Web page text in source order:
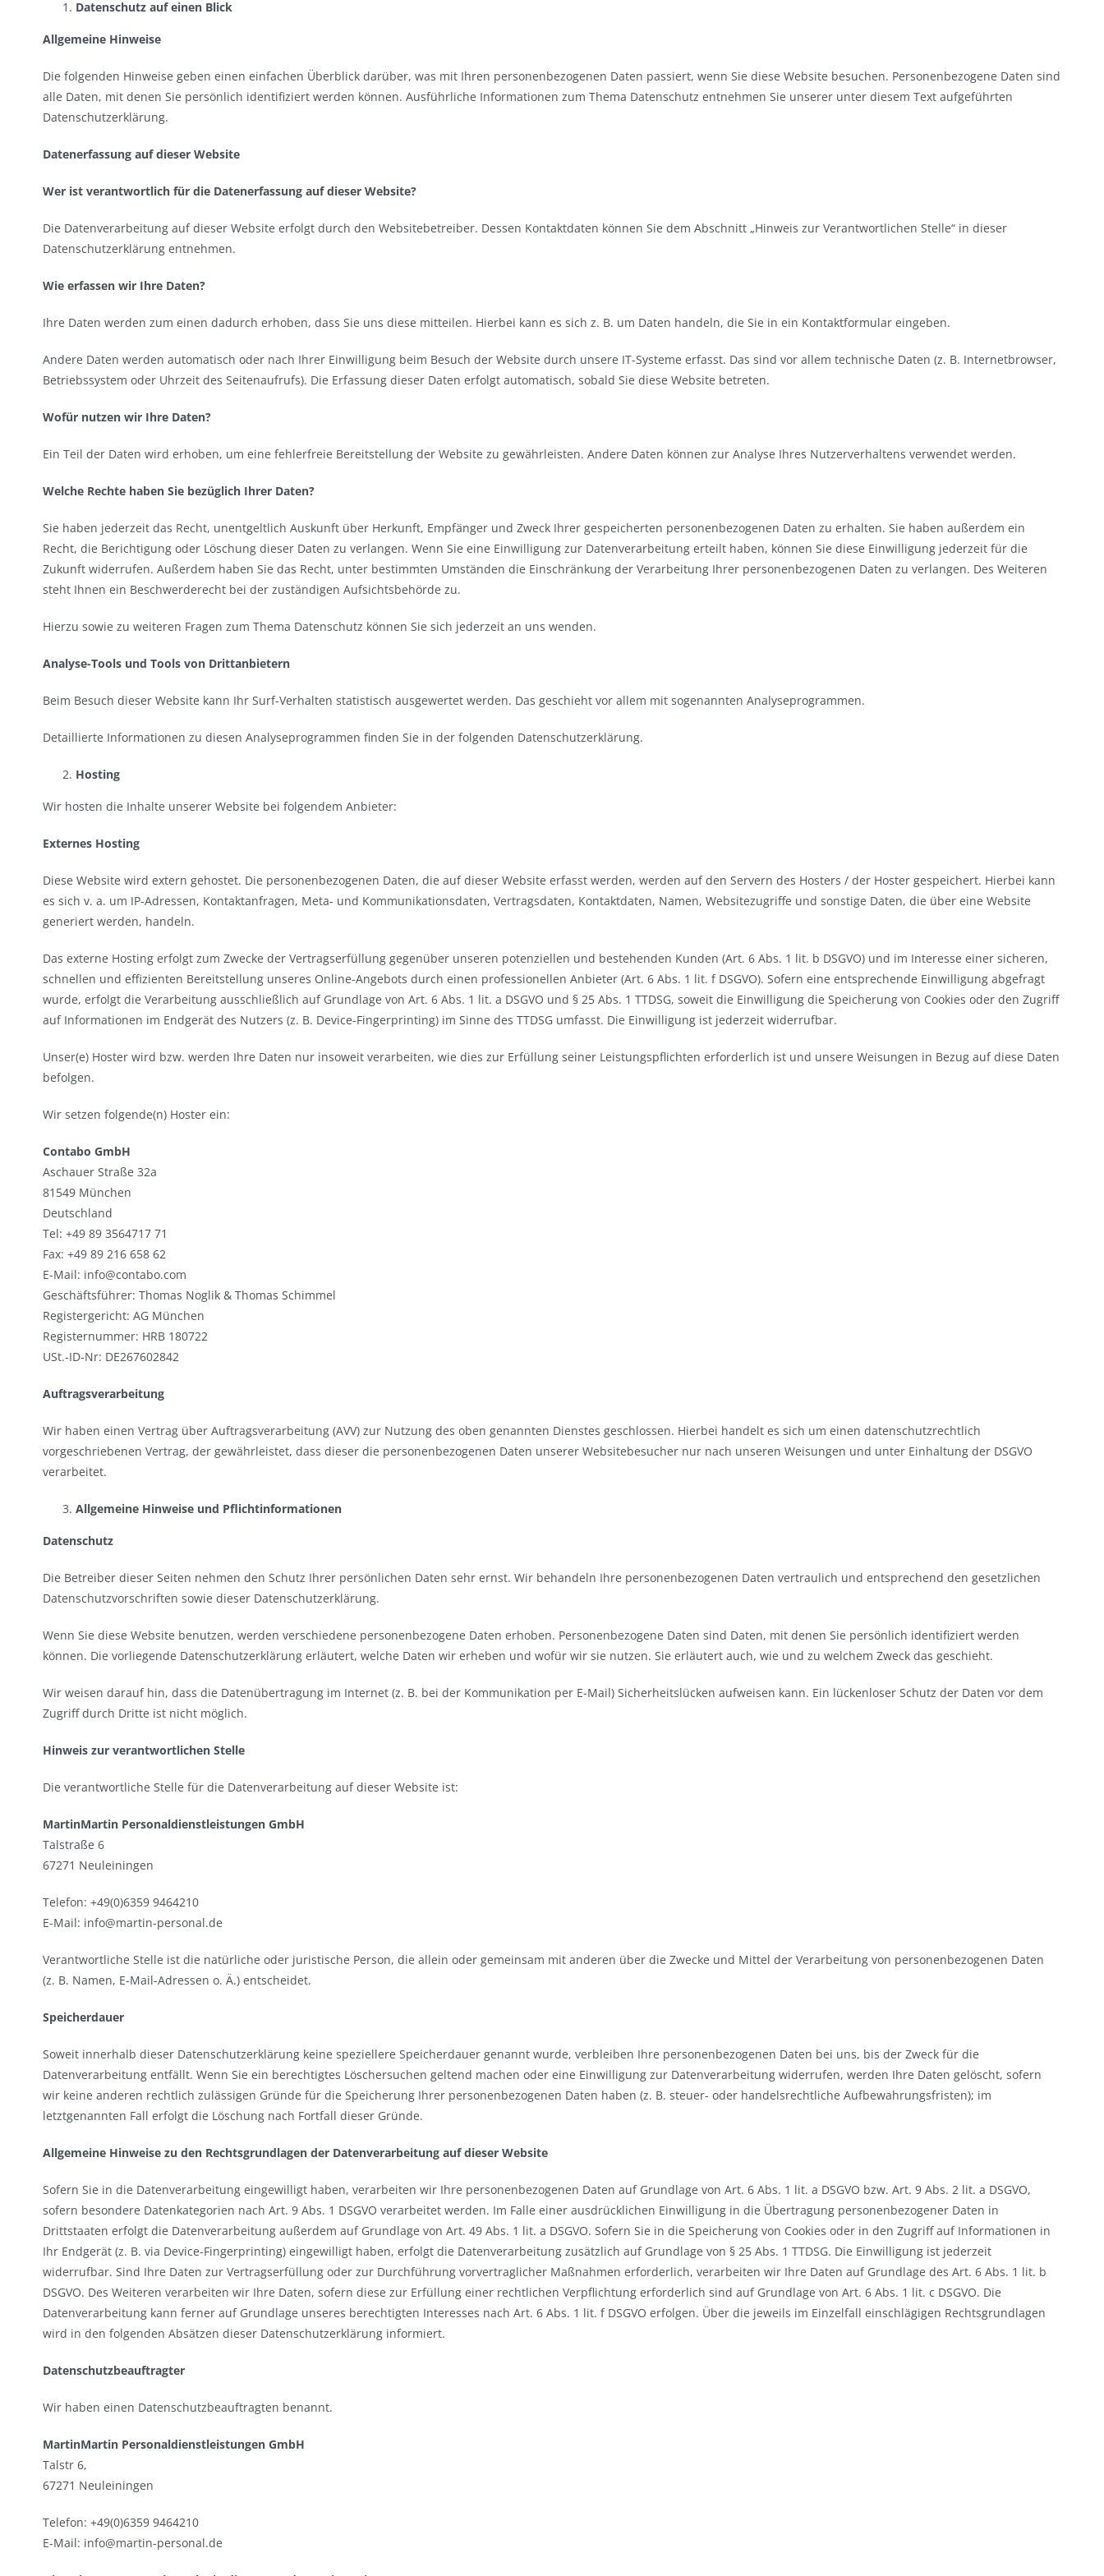
Datenschutz auf einen Blick
Allgemeine Hinweise
Die folgenden Hinweise geben einen einfachen Überblick darüber, was mit Ihren personenbezogenen Daten passiert, wenn Sie diese Website besuchen. Personenbezogene Daten sind
alle Daten, mit denen Sie persönlich identifiziert werden können. Ausführliche Informationen zum Thema Datenschutz entnehmen Sie unserer unter diesem Text aufgeführten
Datenschutzerklärung.
Datenerfassung auf dieser Website
Wer ist verantwortlich für die Datenerfassung auf dieser Website?
Die Datenverarbeitung auf dieser Website erfolgt durch den Websitebetreiber. Dessen Kontaktdaten können Sie dem Abschnitt „Hinweis zur Verantwortlichen Stelle“ in dieser
Datenschutzerklärung entnehmen.
Wie erfassen wir Ihre Daten?
Ihre Daten werden zum einen dadurch erhoben, dass Sie uns diese mitteilen. Hierbei kann es sich z. B. um Daten handeln, die Sie in ein Kontaktformular eingeben.
Andere Daten werden automatisch oder nach Ihrer Einwilligung beim Besuch der Website durch unsere IT-Systeme erfasst. Das sind vor allem technische Daten (z. B. Internetbrowser,
Betriebssystem oder Uhrzeit des Seitenaufrufs). Die Erfassung dieser Daten erfolgt automatisch, sobald Sie diese Website betreten.
Wofür nutzen wir Ihre Daten?
Ein Teil der Daten wird erhoben, um eine fehlerfreie Bereitstellung der Website zu gewährleisten. Andere Daten können zur Analyse Ihres Nutzerverhaltens verwendet werden.
Welche Rechte haben Sie bezüglich Ihrer Daten?
Sie haben jederzeit das Recht, unentgeltlich Auskunft über Herkunft, Empfänger und Zweck Ihrer gespeicherten personenbezogenen Daten zu erhalten. Sie haben außerdem ein
Recht, die Berichtigung oder Löschung dieser Daten zu verlangen. Wenn Sie eine Einwilligung zur Datenverarbeitung erteilt haben, können Sie diese Einwilligung jederzeit für die
Zukunft widerrufen. Außerdem haben Sie das Recht, unter bestimmten Umständen die Einschränkung der Verarbeitung Ihrer personenbezogenen Daten zu verlangen. Des Weiteren
steht Ihnen ein Beschwerderecht bei der zuständigen Aufsichtsbehörde zu.
Hierzu sowie zu weiteren Fragen zum Thema Datenschutz können Sie sich jederzeit an uns wenden.
Analyse-Tools und Tools von Dritt­anbietern
Beim Besuch dieser Website kann Ihr Surf-Verhalten statistisch ausgewertet werden. Das geschieht vor allem mit sogenannten Analyseprogrammen.
Detaillierte Informationen zu diesen Analyseprogrammen finden Sie in der folgenden Datenschutzerklärung.
Hosting
Wir hosten die Inhalte unserer Website bei folgendem Anbieter:
Externes Hosting
Diese Website wird extern gehostet. Die personenbezogenen Daten, die auf dieser Website erfasst werden, werden auf den Servern des Hosters / der Hoster gespeichert. Hierbei kann
es sich v. a. um IP-Adressen, Kontaktanfragen, Meta- und Kommunikationsdaten, Vertragsdaten, Kontaktdaten, Namen, Websitezugriffe und sonstige Daten, die über eine Website
generiert werden, handeln.
Das externe Hosting erfolgt zum Zwecke der Vertragserfüllung gegenüber unseren potenziellen und bestehenden Kunden (Art. 6 Abs. 1 lit. b DSGVO) und im Interesse einer sicheren,
schnellen und effizienten Bereitstellung unseres Online-Angebots durch einen professionellen Anbieter (Art. 6 Abs. 1 lit. f DSGVO). Sofern eine entsprechende Einwilligung abgefragt
wurde, erfolgt die Verarbeitung ausschließlich auf Grundlage von Art. 6 Abs. 1 lit. a DSGVO und § 25 Abs. 1 TTDSG, soweit die Einwilligung die Speicherung von Cookies oder den Zugriff
auf Informationen im Endgerät des Nutzers (z. B. Device-Fingerprinting) im Sinne des TTDSG umfasst. Die Einwilligung ist jederzeit widerrufbar.
Unser(e) Hoster wird bzw. werden Ihre Daten nur insoweit verarbeiten, wie dies zur Erfüllung seiner Leistungspflichten erforderlich ist und unsere Weisungen in Bezug auf diese Daten
befolgen.
Wir setzen folgende(n) Hoster ein:
Contabo GmbH
Aschauer Straße 32a
81549 München
Deutschland
Tel: +49 89 3564717 71
Fax: +49 89 216 658 62
E-Mail: info@contabo.com
Geschäftsführer: Thomas Noglik & Thomas Schimmel
Registergericht: AG München
Registernummer: HRB 180722
USt.-ID-Nr: DE267602842
Auftragsverarbeitung
Wir haben einen Vertrag über Auftragsverarbeitung (AVV) zur Nutzung des oben genannten Dienstes geschlossen. Hierbei handelt es sich um einen datenschutzrechtlich
vorgeschriebenen Vertrag, der gewährleistet, dass dieser die personenbezogenen Daten unserer Websitebesucher nur nach unseren Weisungen und unter Einhaltung der DSGVO
verarbeitet.
Allgemeine Hinweise und Pflicht­informationen
Datenschutz
Die Betreiber dieser Seiten nehmen den Schutz Ihrer persönlichen Daten sehr ernst. Wir behandeln Ihre personenbezogenen Daten vertraulich und entsprechend den gesetzlichen
Datenschutzvorschriften sowie dieser Datenschutzerklärung.
Wenn Sie diese Website benutzen, werden verschiedene personenbezogene Daten erhoben. Personenbezogene Daten sind Daten, mit denen Sie persönlich identifiziert werden
können. Die vorliegende Datenschutzerklärung erläutert, welche Daten wir erheben und wofür wir sie nutzen. Sie erläutert auch, wie und zu welchem Zweck das geschieht.
Wir weisen darauf hin, dass die Datenübertragung im Internet (z. B. bei der Kommunikation per E-Mail) Sicherheitslücken aufweisen kann. Ein lückenloser Schutz der Daten vor dem
Zugriff durch Dritte ist nicht möglich.
Hinweis zur verantwortlichen Stelle
Die verantwortliche Stelle für die Datenverarbeitung auf dieser Website ist:
MartinMartin Personaldienstleistungen GmbH
Talstraße 6
67271 Neuleiningen
Telefon: +49(0)6359 9464210
E-Mail: info@martin-personal.de
Verantwortliche Stelle ist die natürliche oder juristische Person, die allein oder gemeinsam mit anderen über die Zwecke und Mittel der Verarbeitung von personenbezogenen Daten
(z. B. Namen, E-Mail-Adressen o. Ä.) entscheidet.
Speicherdauer
Soweit innerhalb dieser Datenschutzerklärung keine speziellere Speicherdauer genannt wurde, verbleiben Ihre personenbezogenen Daten bei uns, bis der Zweck für die
Datenverarbeitung entfällt. Wenn Sie ein berechtigtes Löschersuchen geltend machen oder eine Einwilligung zur Datenverarbeitung widerrufen, werden Ihre Daten gelöscht, sofern
wir keine anderen rechtlich zulässigen Gründe für die Speicherung Ihrer personenbezogenen Daten haben (z. B. steuer- oder handelsrechtliche Aufbewahrungsfristen); im
letztgenannten Fall erfolgt die Löschung nach Fortfall dieser Gründe.
Allgemeine Hinweise zu den Rechtsgrundlagen der Datenverarbeitung auf dieser Website
Sofern Sie in die Datenverarbeitung eingewilligt haben, verarbeiten wir Ihre personenbezogenen Daten auf Grundlage von Art. 6 Abs. 1 lit. a DSGVO bzw. Art. 9 Abs. 2 lit. a DSGVO,
sofern besondere Datenkategorien nach Art. 9 Abs. 1 DSGVO verarbeitet werden. Im Falle einer ausdrücklichen Einwilligung in die Übertragung personenbezogener Daten in
Drittstaaten erfolgt die Datenverarbeitung außerdem auf Grundlage von Art. 49 Abs. 1 lit. a DSGVO. Sofern Sie in die Speicherung von Cookies oder in den Zugriff auf Informationen in
Ihr Endgerät (z. B. via Device-Fingerprinting) eingewilligt haben, erfolgt die Datenverarbeitung zusätzlich auf Grundlage von § 25 Abs. 1 TTDSG. Die Einwilligung ist jederzeit
widerrufbar. Sind Ihre Daten zur Vertragserfüllung oder zur Durchführung vorvertraglicher Maßnahmen erforderlich, verarbeiten wir Ihre Daten auf Grundlage des Art. 6 Abs. 1 lit. b
DSGVO. Des Weiteren verarbeiten wir Ihre Daten, sofern diese zur Erfüllung einer rechtlichen Verpflichtung erforderlich sind auf Grundlage von Art. 6 Abs. 1 lit. c DSGVO. Die
Datenverarbeitung kann ferner auf Grundlage unseres berechtigten Interesses nach Art. 6 Abs. 1 lit. f DSGVO erfolgen. Über die jeweils im Einzelfall einschlägigen Rechtsgrundlagen
wird in den folgenden Absätzen dieser Datenschutzerklärung informiert.
Datenschutz­beauftragter
Wir haben einen Datenschutzbeauftragten benannt.
MartinMartin Personaldienstleistungen GmbH
Talstr 6,
67271 Neuleiningen
Telefon: +49(0)6359 9464210
E-Mail: info@martin-personal.de